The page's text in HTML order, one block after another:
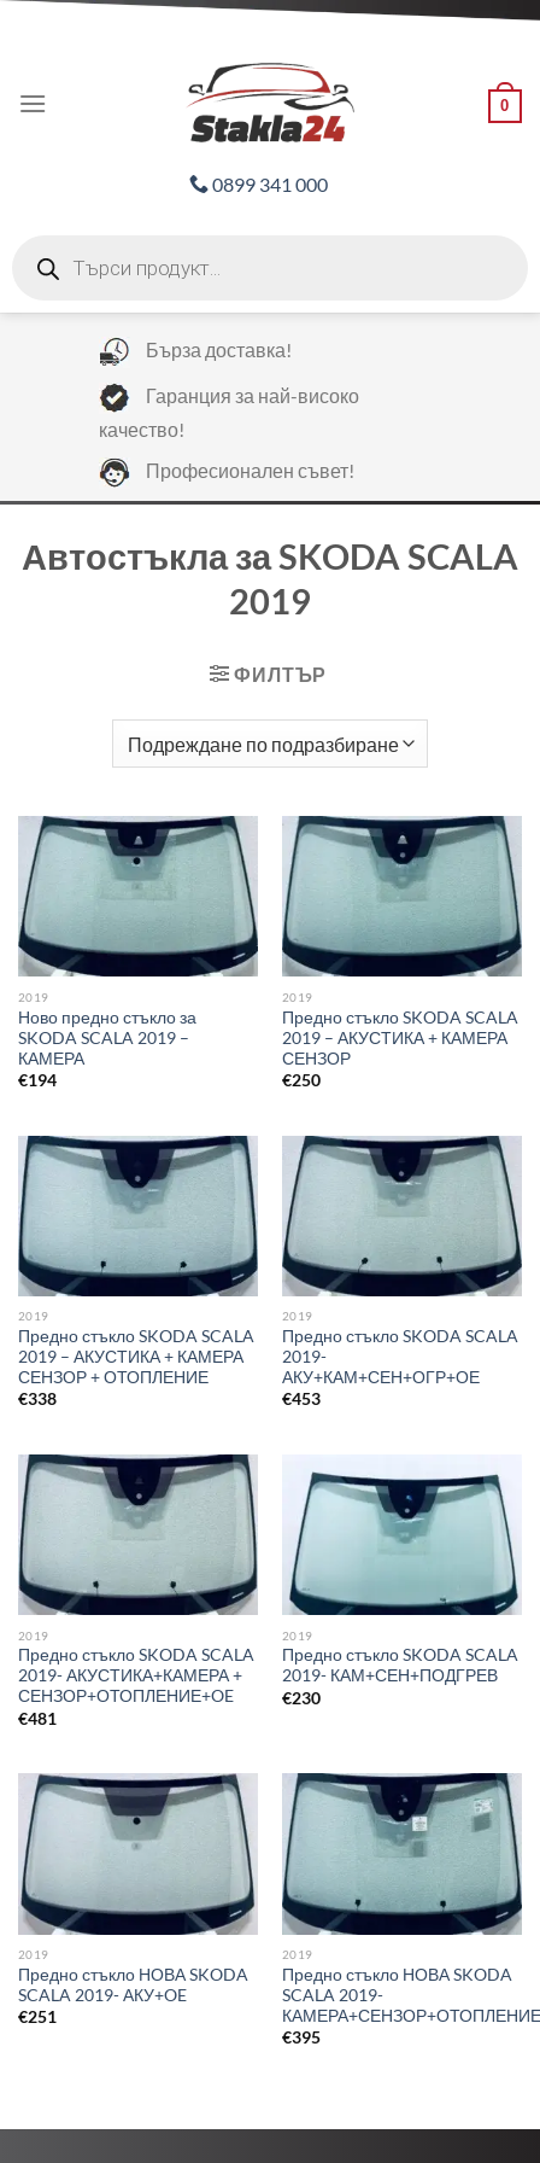
0
0899 341 000
search
Бърза доставка!
Гаранция за най-високо
качество!
Професионален съвет!
Автостъкла за SKODA SCALA
2019
ФИЛТЪР
2019
Ново предно стъкло за
SKODA SCALA 2019 –
КАМЕРА
€194
2019
Предно стъкло SKODA SCALA
2019 – АКУСТИКА + КАМЕРА
СЕНЗОР
€250
2019
Предно стъкло SKODA SCALA
2019 – АКУСТИКА + КАМЕРА
СЕНЗОР + ОТОПЛЕНИЕ
€338
2019
Предно стъкло SKODA SCALA
2019-
АКУ+КАМ+СЕН+ОГР+ОЕ
€453
2019
Предно стъкло SKODA SCALA
2019- АКУСТИКА+КАМЕРА +
СЕНЗОР+ОТОПЛЕНИЕ+OE
€481
2019
Предно стъкло SKODA SCALA
2019- КАМ+СЕН+ПОДГРЕВ
€230
2019
Предно стъкло НОВА SKODA
SCALA 2019- АКУ+OE
€251
2019
Предно стъкло НОВА SKODA
SCALA 2019-
КАМЕРА+СЕНЗОР+ОТОПЛЕНИЕ
€395